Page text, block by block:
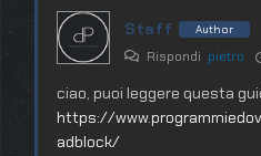
Staff Author
Rispondi pietro
ciao, puoi leggere questa
https://
adblock/